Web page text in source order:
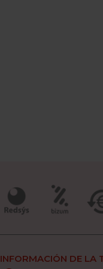
INFORMACIÓN DE LA